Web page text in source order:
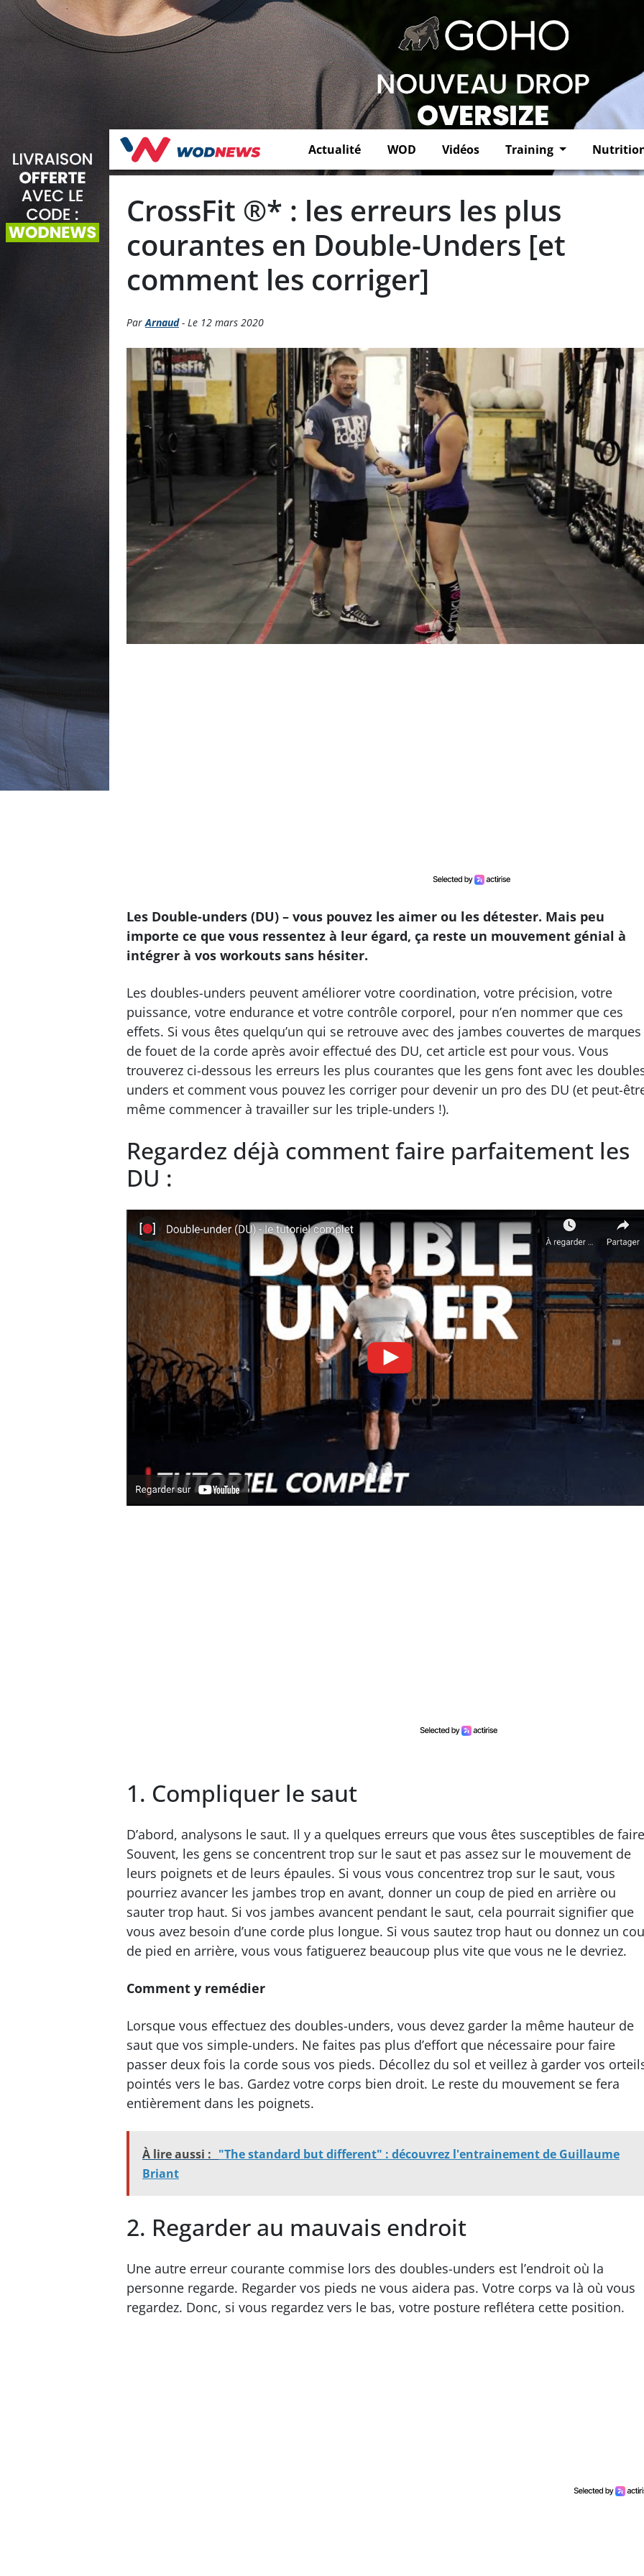
Actualité WOD Vidéos Training
CrossFit ®* : les erreurs les plus
courantes en Double-Unders [et
comment les corriger]
ParArnaud- Le 12 mars 2020
Les Double-unders (DU) – vous pouvez les aimer ou les détester. Mais peu
importe ce que vous ressentez à leur égard, ça reste un mouvement génial à
intégrer à vos workouts sans hésiter.
Les doubles-unders peuvent améliorer votre coordination, votre précision, votre
puissance, votre endurance et votre contrôle corporel, pour n’en nommer que ces
effets. Si vous êtes quelqu’un qui se retrouve avec des jambes couvertes de marques
de fouet de la corde après avoir effectué des DU, cet article est pour vous. Vous
trouverez ci-dessous les erreurs les plus courantes que les gens font avec les
unders et comment vous pouvez les corriger pour devenir un pro des DU (et peut-
même commencer à travailler sur les triple-unders !).
Regardez déjà comment faire parfaitement les
DU :
1. Compliquer le saut
D’abord, analysons le saut. Il y a quelques erreurs que vous êtes susceptibles de
Souvent, les gens se concentrent trop sur le saut et pas assez sur le mouvement de
leurs poignets et de leurs épaules. Si vous vous concentrez trop sur le saut, vous
pourriez avancer les jambes trop en avant, donner un coup de pied en arrière ou
sauter trop haut. Si vos jambes avancent pendant le saut, cela pourrait signifier que
vous avez besoin d’une corde plus longue. Si vous sautez trop haut ou donnez un
de pied en arrière, vous vous fatiguerez beaucoup plus vite que vous ne le devriez.
Comment y remédier
Lorsque vous effectuez des doubles-unders, vous devez garder la même hauteur de
saut que vos simple-unders. Ne faites pas plus d’effort que nécessaire pour faire
passer deux fois la corde sous vos pieds. Décollez du sol et veillez à garder vos
pointés vers le bas. Gardez votre corps bien droit. Le reste du mouvement se fera
entièrement dans les poignets.
À lire aussi : "The standard but different" : découvrez l'entrainement de Guillaume
Briant
2. Regarder au mauvais endroit
Une autre erreur courante commise lors des doubles-unders est l’endroit où la
personne regarde. Regarder vos pieds ne vous aidera pas. Votre corps va là où vous
regardez. Donc, si vous regardez vers le bas, votre posture reflétera cette position.